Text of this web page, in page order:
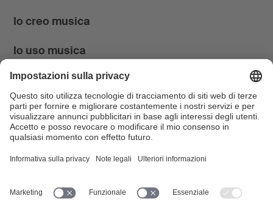
Io creo musica
Io uso musica
News & Agenda
FONDATION SUISA ↗
FacebookInstagram YouTube